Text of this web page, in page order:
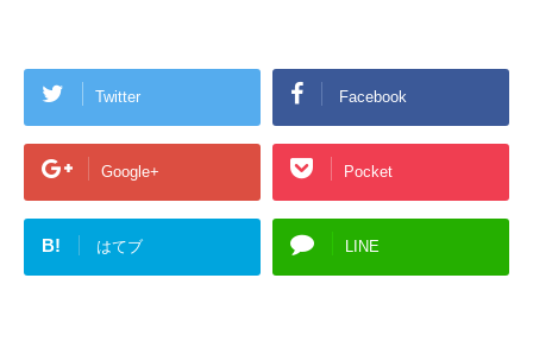
Twitter Facebook
Google+ Pocket
B! はてブ LINE